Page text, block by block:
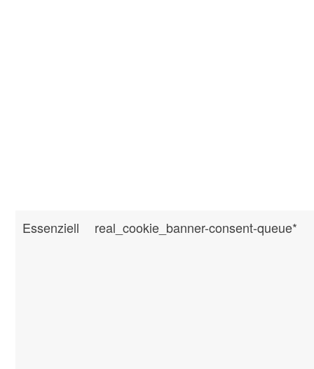
Essenziell real_cookie_banner-consent-queue*